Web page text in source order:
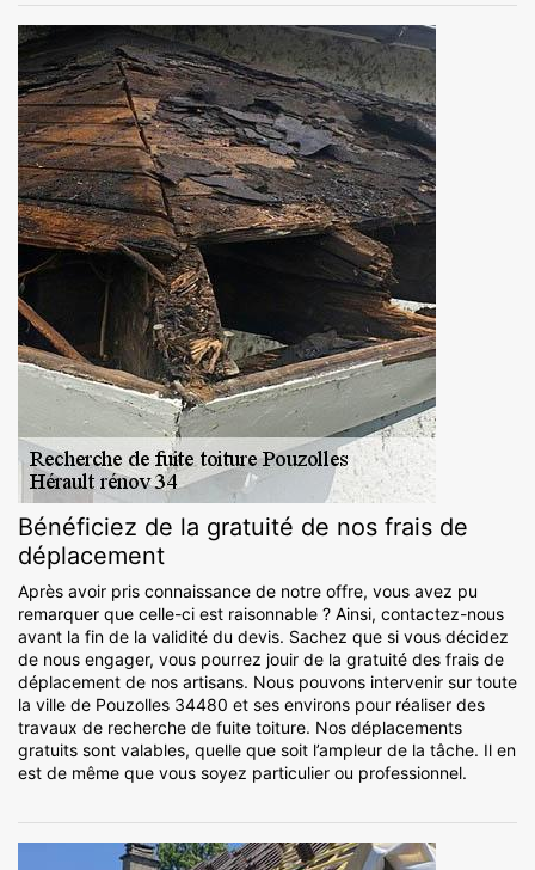
Bénéficiez de la gratuité de nos frais de
déplacement
Après avoir pris connaissance de notre offre, vous avez pu
remarquer que celle-ci est raisonnable ? Ainsi, contactez-nous
avant la fin de la validité du devis. Sachez que si vous décidez
de nous engager, vous pourrez jouir de la gratuité des frais de
déplacement de nos artisans. Nous pouvons intervenir sur toute
la ville de Pouzolles 34480 et ses environs pour réaliser des
travaux de recherche de fuite toiture. Nos déplacements
gratuits sont valables, quelle que soit l’ampleur de la tâche. Il en
est de même que vous soyez particulier ou professionnel.